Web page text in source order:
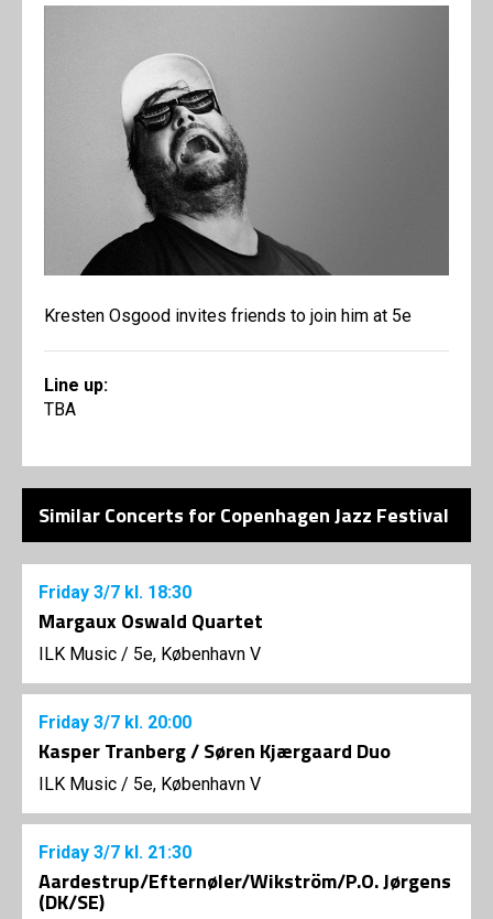
Kresten Osgood invites friends to join him at 5e
Line up:
TBA
Similar Concerts for Copenhagen Jazz Festival
Friday 3/7 kl. 18:30
Margaux Oswald Quartet
ILK Music / 5e, København V
Friday 3/7 kl. 20:00
Kasper Tranberg / Søren Kjærgaard Duo
ILK Music / 5e, København V
Friday 3/7 kl. 21:30
Aardestrup/Efternøler/Wikström/P.O. Jørgens
(DK/SE)